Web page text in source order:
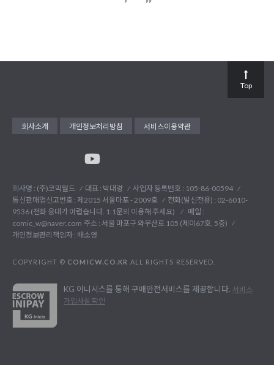
회사소개 개인정보처리방침 서비스이용약관
회사명 : (주)코믹월드 대표 : 박대령
사업자 등록번호 : 105-86-00594
통신판매업신고번호 : 제2015 서울마포 - 2009호
전화(발신전용) : 02-6010-
9536 (전화 응대가 어렵습니다. 1:1문의 이용해 주세요)
메일 :
comic_w@naver.com 주소 : 서울 마포구 와우산로 105 (제이67호, 5층)
개인정보관리책임자 : 배소영
COPYRIGHT © COMICW.CO.KR ALL RIGHTS RESERVED.
KG 이니시스를 통해 구매안전서비스를 제공합니다. 서비스
가입사실 확인
Top